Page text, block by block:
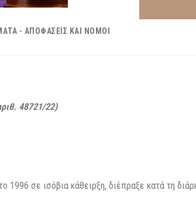
- ΑΠΟΦΆΣΕΙΣ ΚΑΙ ΝΌΜΟΙ
48721/22)
σε ισόβια κάθειρξη, διέπραξε κατά τη